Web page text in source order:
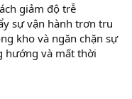
giảm độ trễ
sự vận hành trơn tru
kho và ngăn chặn sự
hướng và mất thời